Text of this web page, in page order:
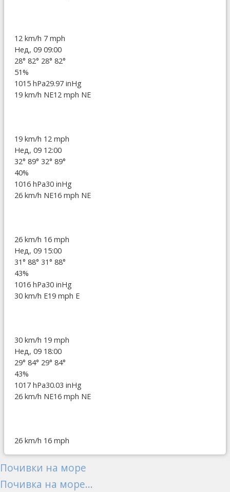
12 km/h 7 mph
Нед, 09 09:00
28° 82° 28° 82°
51%
1015 hPa29.97 inHg
19 km/h NE12 mph NE
19 km/h 12 mph
Нед, 09 12:00
32° 89° 32° 89°
40%
1016 hPa30 inHg
26 km/h NE16 mph NE
26 km/h 16 mph
Нед, 09 15:00
31° 88° 31° 88°
43%
1016 hPa30 inHg
30 km/h E19 mph E
30 km/h 19 mph
Нед, 09 18:00
29° 84° 29° 84°
43%
1017 hPa30.03 inHg
26 km/h NE16 mph NE
26 km/h 16 mph
Почивки на море
Почивка на море...